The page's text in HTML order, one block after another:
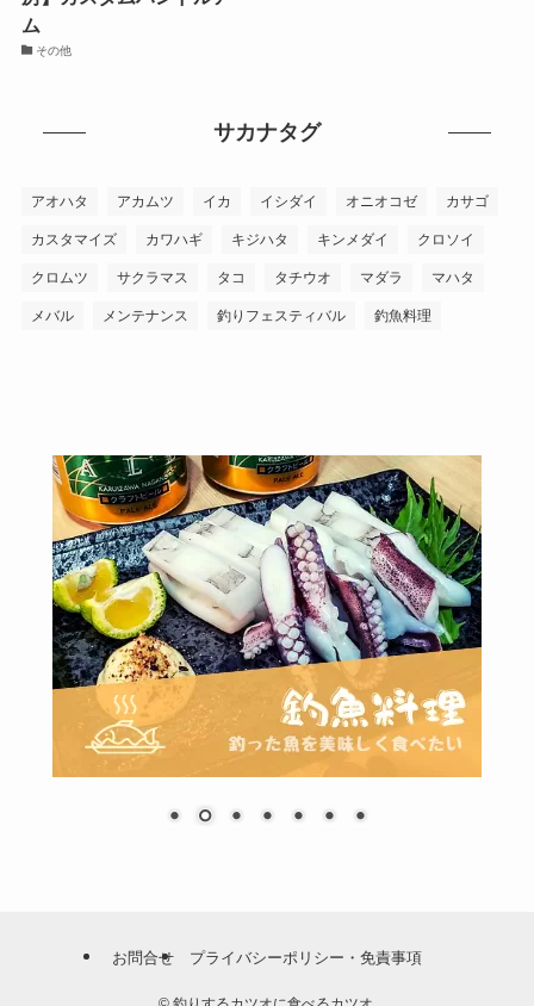
ム
その他
サカナタグ
アオハタ アカムツ イカ イシダイ オニオコゼ カサゴ
カスタマイズ カワハギ キジハタ キンメダイ クロソイ
クロムツ サクラマス タコ タチウオ マダラ マハタ
メバル メンテナンス 釣りフェスティバル 釣魚料理
お問合せ プライバシーポリシー・免責事項